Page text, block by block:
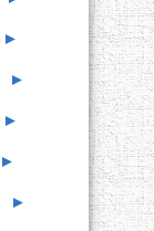
►
►
►
►
►